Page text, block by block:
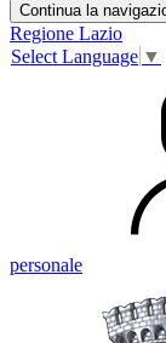
Continua la
Regione Lazio
Select Language ▼
personale